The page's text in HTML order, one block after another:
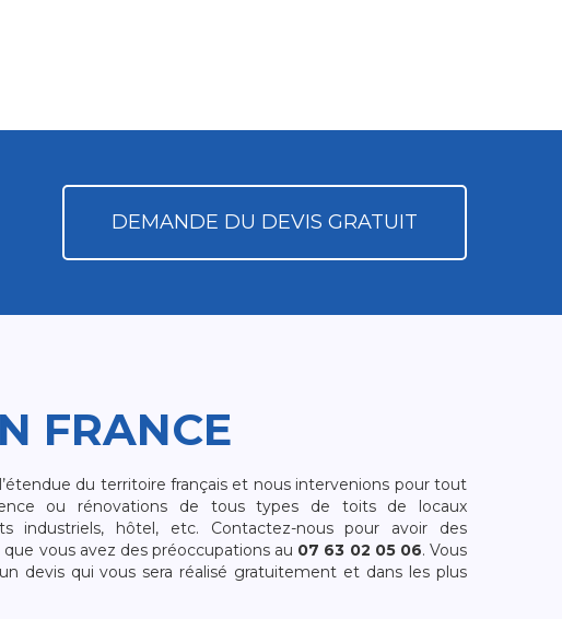
DEMANDE DU DEVIS GRATUIT
FRANCE
du territoire français et nous intervenions pour tout
ou rénovations de tous types de toits de locaux
industriels, hôtel, etc. Contactez-nous pour avoir des
vous avez des préoccupations au 07 63 02 05 06. Vous
devis qui vous sera réalisé gratuitement et dans les plus